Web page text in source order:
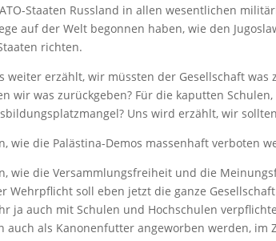
Staaten Russland in allen wesentlichen
auf der Welt begonnen haben, wie den
richten.
weiter erzählt, wir müssten der Gesellschaft
wir was zurückgeben? Für die kaputten
Uns wird erzählt, wir
wie die Palästina-Demos massenhaft verboten
wie die Versammlungsfreiheit und die
Wehrpflicht soll eben jetzt die ganze
ja auch mit Schulen und Hochschulen
auch als Kanonenfutter angeworben werden, im